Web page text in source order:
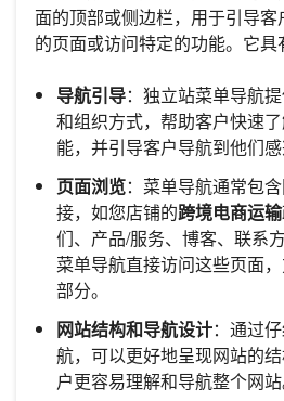
面的顶部或侧边栏，用于引导
的页面或访问特定的功能。它具
导航引导：独立站菜单导航
和组织方式，帮助客户快速
能，并引导客户导航到他们感
页面浏览：菜单导航通常包
接，如您店铺的跨境电商运输
们、产品/服务、博客、联系
菜单导航直接访问这些页面
部分。
网站结构和导航设计：通过
航，可以更好地呈现网站的
户更容易理解和导航整个网站